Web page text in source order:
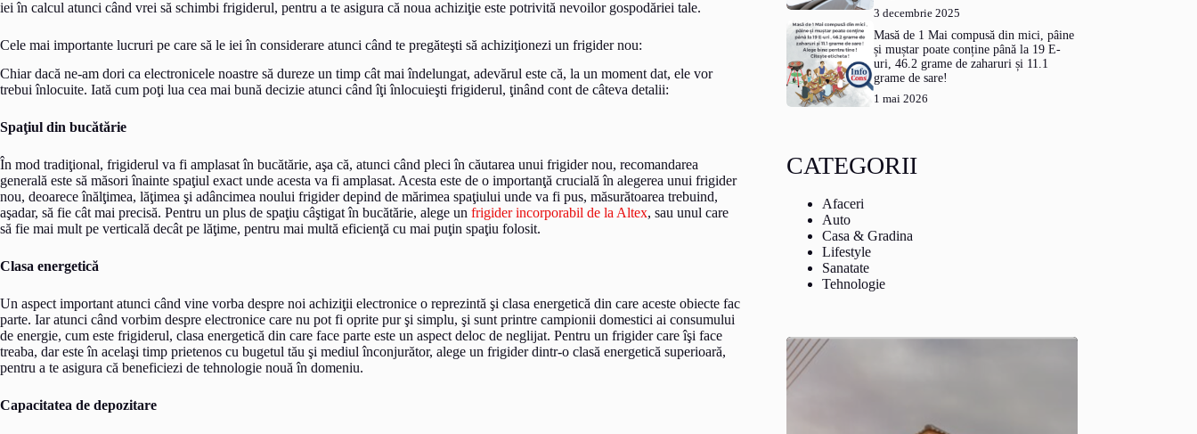
iei în calcul atunci când vrei să schimbi frigiderul, pentru a te asigura că noua achiziţie este potrivită nevoilor gospodăriei tale.
Cele mai importante lucruri pe care să le iei în considerare atunci când te pregăteşti să achiziţionezi un frigider nou:
Chiar dacă ne-am dori ca electronicele noastre să dureze un timp cât mai îndelungat, adevărul este că, la un moment dat, ele vor
trebui înlocuite. Iată cum poţi lua cea mai bună decizie atunci când îţi înlocuieşti frigiderul, ţinând cont de câteva detalii:
Spaţiul din bucătărie
În mod tradiţional, frigiderul va fi amplasat în bucătărie, aşa că, atunci când pleci în căutarea unui frigider nou, recomandarea
generală este să măsori înainte spaţiul exact unde acesta va fi amplasat. Acesta este de o importanţă crucială în alegerea unui frigider
nou, deoarece înălţimea, lăţimea şi adâncimea noului frigider depind de mărimea spaţiului unde va fi pus, măsurătoarea trebuind,
aşadar, să fie cât mai precisă. Pentru un plus de spaţiu câştigat în bucătărie, alege un frigider incorporabil de la Altex, sau unul care
să fie mai mult pe verticală decât pe lăţime, pentru mai multă eficienţă cu mai puţin spaţiu folosit.
Clasa energetică
Un aspect important atunci când vine vorba despre noi achiziţii electronice o reprezintă şi clasa energetică din care aceste obiecte fac
parte. Iar atunci când vorbim despre electronice care nu pot fi oprite pur şi simplu, şi sunt printre campionii domestici ai consumului
de energie, cum este frigiderul, clasa energetică din care face parte este un aspect deloc de neglijat. Pentru un frigider care îşi face
treaba, dar este în acelaşi timp prietenos cu bugetul tău şi mediul înconjurător, alege un frigider dintr-o clasă energetică superioară,
pentru a te asigura că beneficiezi de tehnologie nouă în domeniu.
Capacitatea de depozitare
3 decembrie 2025
Masă de 1 Mai compusă din mici, pâine
și muștar poate conține până la 19 E-
uri, 46.2 grame de zaharuri și 11.1
grame de sare!
1 mai 2026
CATEGORII
Afaceri
Auto
Casa & Gradina
Lifestyle
Sanatate
Tehnologie